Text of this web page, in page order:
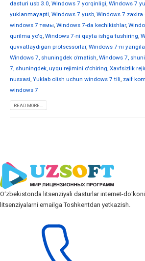
dasturi usb 3.0, Windows 7 yorqinligi, Windows 7
yuklanmayapti, Windows 7 yusb, Windows 7 zaxira
windows 7 темы, Windows 7-da kechikishlar,
qurilma yo'q, Windows 7-ni qayta ishga tushiring,
quvvatlaydigan protsessorlar, Windows 7-ni
Windows 7, shuningdek o'rnatish, Windows 7,
7, shuningdek, uyqu rejimini o'chiring, Xavfsizlik
nusxasi, Yuklab olish uchun windows 7 tili, zaif
windows 7
READ MORE...
Oʻzbekistonda litsenziyali dasturlar internet-
litsenziyalarni emailga Toshkentdan yetkazish.